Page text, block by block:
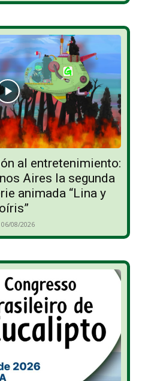
al entretenimiento:
Aires la segunda
animada “Lina y
06/08/2026